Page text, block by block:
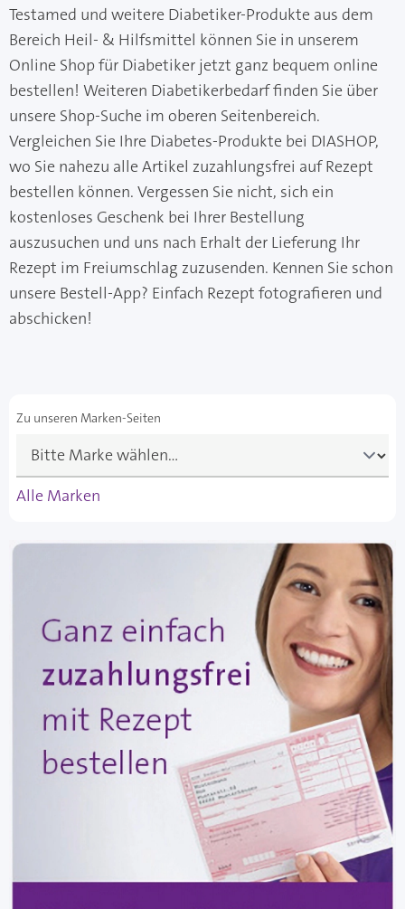
Testamed und weitere Diabetiker-Produkte aus dem
Bereich Heil- & Hilfsmittel können Sie in unserem
Online Shop für Diabetiker jetzt ganz bequem online
bestellen! Weiteren Diabetikerbedarf finden Sie über
unsere Shop-Suche im oberen Seitenbereich.
Vergleichen Sie Ihre Diabetes-Produkte bei DIASHOP,
wo Sie nahezu alle Artikel zuzahlungsfrei auf Rezept
bestellen können. Vergessen Sie nicht, sich ein
kostenloses Geschenk bei Ihrer Bestellung
auszusuchen und uns nach Erhalt der Lieferung Ihr
Rezept im Freiumschlag zuzusenden. Kennen Sie schon
unsere Bestell-App? Einfach Rezept fotografieren und
abschicken!
Zu unseren Marken-Seiten
Alle Marken